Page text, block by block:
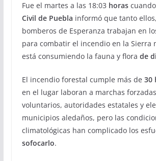
Fue el martes a las 18:03 horas cuando
Civil de Puebla informó que tanto
bomberos de Esperanza trabajan en
para combatir el incendio en la Sierra
está consumiendo la fauna y flora de
El incendio forestal cumple más de 30
en el lugar laboran a marchas
voluntarios, autoridades estatales y
municipios aledaños, pero las
climatológicas han complicado los
sofocarlo.